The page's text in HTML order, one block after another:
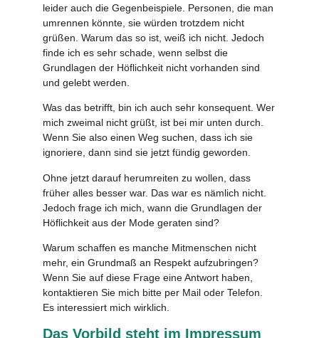
leider auch die Gegenbeispiele. Personen, die man
umrennen könnte, sie würden trotzdem nicht
grüßen. Warum das so ist, weiß ich nicht. Jedoch
finde ich es sehr schade, wenn selbst die
Grundlagen der Höflichkeit nicht vorhanden sind
und gelebt werden.
Was das betrifft, bin ich auch sehr konsequent. Wer
mich zweimal nicht grüßt, ist bei mir unten durch.
Wenn Sie also einen Weg suchen, dass ich sie
ignoriere, dann sind sie jetzt fündig geworden.
Ohne jetzt darauf herumreiten zu wollen, dass
früher alles besser war. Das war es nämlich nicht.
Jedoch frage ich mich, wann die Grundlagen der
Höflichkeit aus der Mode geraten sind?
Warum schaffen es manche Mitmenschen nicht
mehr, ein Grundmaß an Respekt aufzubringen?
Wenn Sie auf diese Frage eine Antwort haben,
kontaktieren Sie mich bitte per Mail oder Telefon.
Es interessiert mich wirklich.
Das Vorbild steht im Impressum